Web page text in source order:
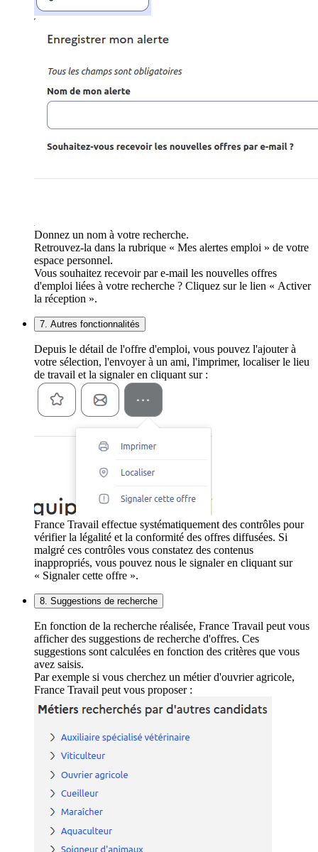
Donnez un nom à votre recherche.
Retrouvez-la dans la rubrique « Mes alertes emploi » de votre
espace personnel.
Vous souhaitez recevoir par e-mail les nouvelles offres
d'emploi liées à votre recherche ? Cliquez sur le lien « Activer
la réception ».
7. Autres fonctionnalités
Depuis le détail de l'offre d'emploi, vous pouvez l'ajouter à
votre sélection, l'envoyer à un ami, l'imprimer, localiser le lieu
de travail et la signaler en cliquant sur :
France Travail effectue systématiquement des contrôles pour
vérifier la légalité et la conformité des offres diffusées. Si
malgré ces contrôles vous constatez des contenus
inappropriés, vous pouvez nous le signaler en cliquant sur
« Signaler cette offre ».
8. Suggestions de recherche
En fonction de la recherche réalisée, France Travail peut vous
afficher des suggestions de recherche d'offres. Ces
suggestions sont calculées en fonction des critères que vous
avez saisis.
Par exemple si vous cherchez un métier d'ouvrier agricole,
France Travail peut vous proposer :